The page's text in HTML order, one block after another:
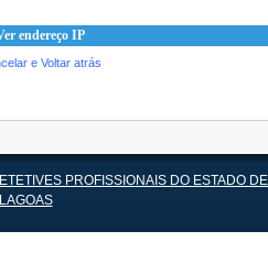
e Voltar atrás
PROFISSIONAIS DO ESTADO DE